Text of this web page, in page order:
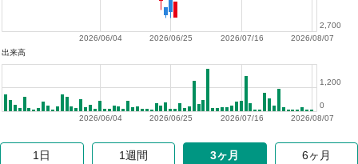
2026/08/07
2026/07/16
2026/06/25
2026/06/04
2,700
出来高
2026/08/07
2026/07/16
2026/06/25
2026/06/04
0
1,200
1日 1週間 3ヶ月 6ヶ月